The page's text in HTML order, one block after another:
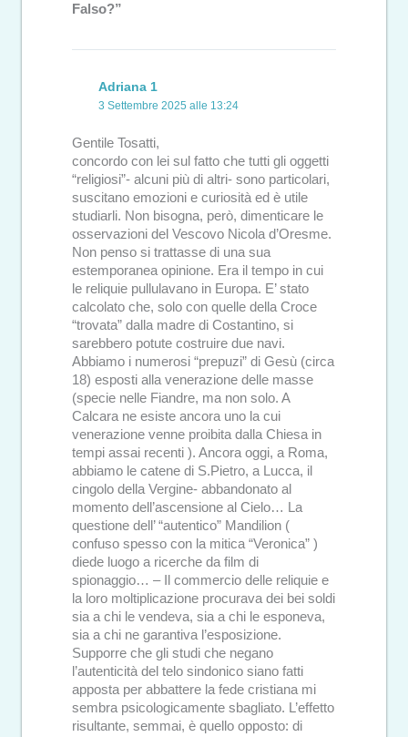
Falso?”
Adriana 1
3 Settembre 2025 alle 13:24
Gentile Tosatti,
concordo con lei sul fatto che tutti gli oggetti
“religiosi”- alcuni più di altri- sono particolari,
suscitano emozioni e curiosità ed è utile
studiarli. Non bisogna, però, dimenticare le
osservazioni del Vescovo Nicola d’Oresme.
Non penso si trattasse di una sua
estemporanea opinione. Era il tempo in cui
le reliquie pullulavano in Europa. E’ stato
calcolato che, solo con quelle della Croce
“trovata” dalla madre di Costantino, si
sarebbero potute costruire due navi.
Abbiamo i numerosi “prepuzi” di Gesù (circa
18) esposti alla venerazione delle masse
(specie nelle Fiandre, ma non solo. A
Calcara ne esiste ancora uno la cui
venerazione venne proibita dalla Chiesa in
tempi assai recenti ). Ancora oggi, a Roma,
abbiamo le catene di S.Pietro, a Lucca, il
cingolo della Vergine- abbandonato al
momento dell’ascensione al Cielo… La
questione dell’ “autentico” Mandilion (
confuso spesso con la mitica “Veronica” )
diede luogo a ricerche da film di
spionaggio… – Il commercio delle reliquie e
la loro moltiplicazione procurava dei bei soldi
sia a chi le vendeva, sia a chi le esponeva,
sia a chi ne garantiva l’esposizione.
Supporre che gli studi che negano
l’autenticità del telo sindonico siano fatti
apposta per abbattere la fede cristiana mi
sembra psicologicamente sbagliato. L’effetto
risultante, semmai, è quello opposto: di